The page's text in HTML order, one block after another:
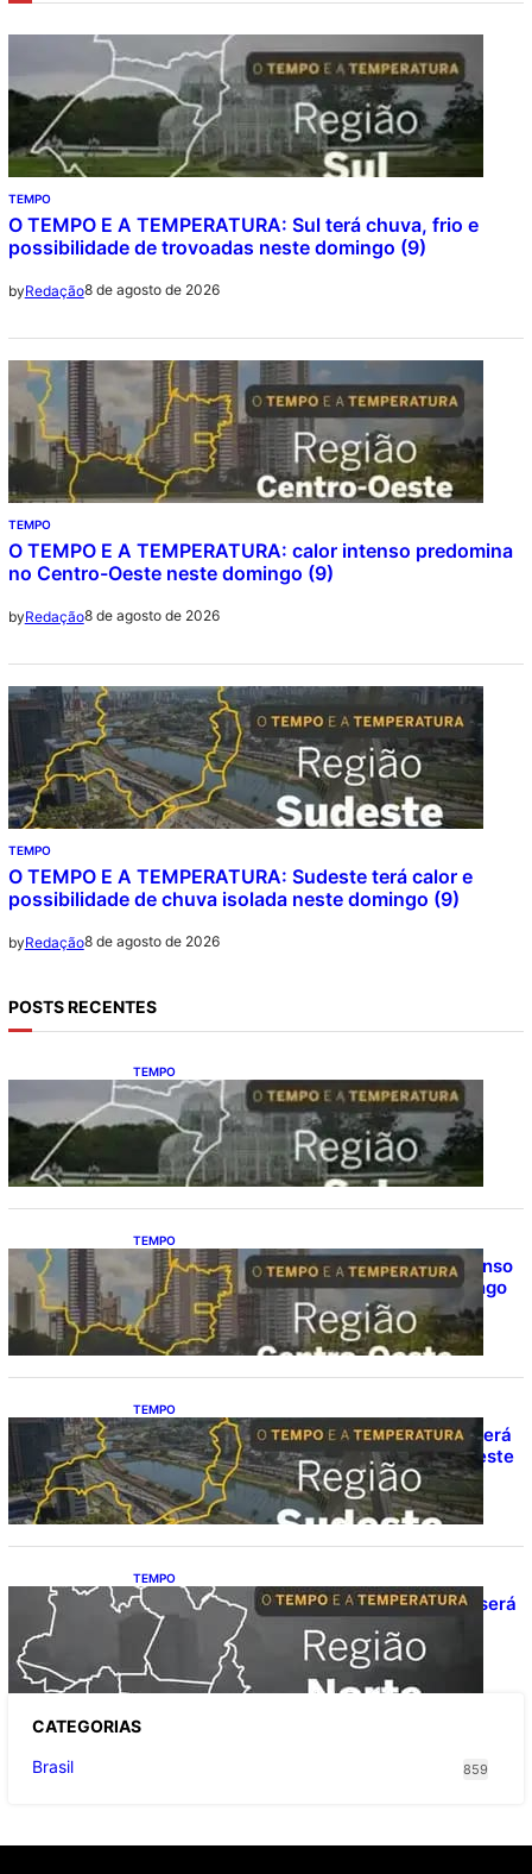
TEMPO
O TEMPO E A TEMPERATURA: Sul terá chuva, frio e
possibilidade de trovoadas neste domingo (9)
byRedação8 de agosto de 2026
TEMPO
O TEMPO E A TEMPERATURA: calor intenso predomina
no Centro-Oeste neste domingo (9)
byRedação8 de agosto de 2026
TEMPO
O TEMPO E A TEMPERATURA: Sudeste terá calor e
possibilidade de chuva isolada neste domingo (9)
byRedação8 de agosto de 2026
POSTS RECENTES
TEMPO
O TEMPO E A TEMPERATURA: Sul terá
chuva, frio e possibilidade de trovoadas
neste domingo (9)
TEMPO
O TEMPO E A TEMPERATURA: calor intenso
predomina no Centro-Oeste neste domingo
(9)
TEMPO
O TEMPO E A TEMPERATURA: Sudeste terá
calor e possibilidade de chuva isolada neste
domingo (9)
TEMPO
O TEMPO E A TEMPERATURA: domingo será
de pancadas de chuva entre Amazonas,
Acre e Roraima
CATEGORIAS
Brasil
859